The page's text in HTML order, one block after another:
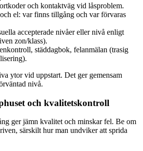
och kontaktväg vid låsproblem.
el: var finns tillgång och var förvaras
accepterade nivåer eller nivå enligt
zon/klass).
städdagbok, felanmälan (trasig
ytor vid uppstart. Det ger gemensam
nivå.
och kvalitetskontroll
ger jämn kvalitet och minskar fel. Be om
särskilt hur man undviker att sprida